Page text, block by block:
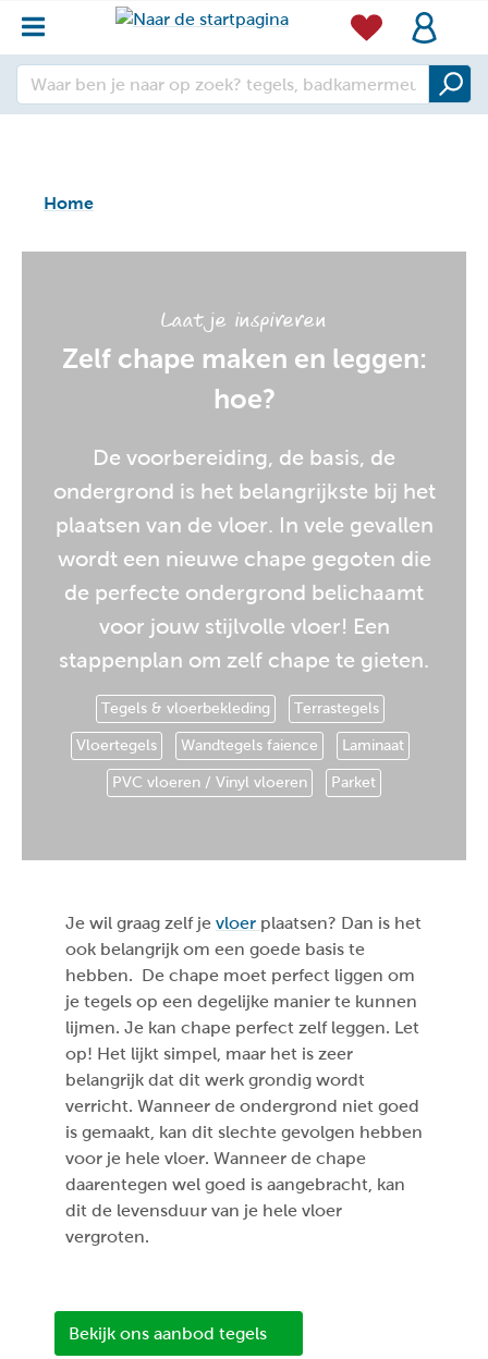
Home
Laat je inspireren
Zelf chape maken en leggen:
hoe?
De voorbereiding, de basis, de
ondergrond is het belangrijkste bij het
plaatsen van de vloer. In vele gevallen
wordt een nieuwe chape gegoten die
de perfecte ondergrond belichaamt
voor jouw stijlvolle vloer! Een
stappenplan om zelf chape te gieten.
Tegels & vloerbekleding Terrastegels
Vloertegels Wandtegels faience Laminaat
PVC vloeren / Vinyl vloeren Parket
Je wil graag zelf je vloer plaatsen? Dan is het
ook belangrijk om een goede basis te
hebben. De chape moet perfect liggen om
je tegels op een degelijke manier te kunnen
lijmen. Je kan chape perfect zelf leggen. Let
op! Het lijkt simpel, maar het is zeer
belangrijk dat dit werk grondig wordt
verricht. Wanneer de ondergrond niet goed
is gemaakt, kan dit slechte gevolgen hebben
voor je hele vloer. Wanneer de chape
daarentegen wel goed is aangebracht, kan
dit de levensduur van je hele vloer
vergroten.
Bekijk ons aanbod tegels